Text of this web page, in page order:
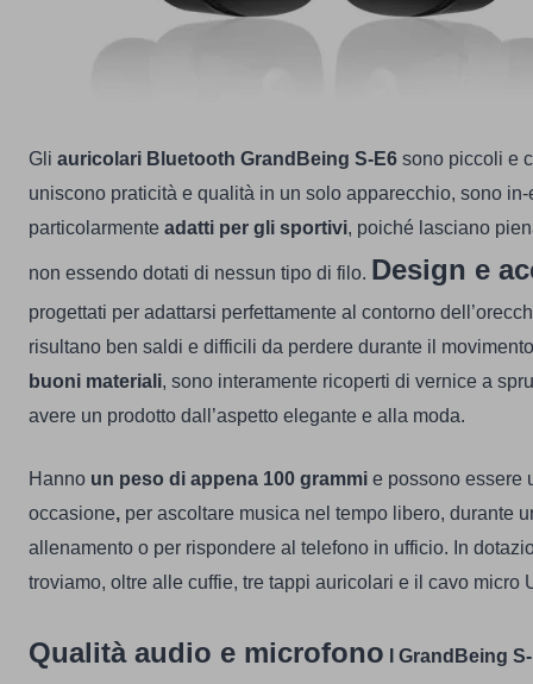
Gli auricolari Bluetooth GrandBeing S-E6 sono piccoli e
uniscono praticità e qualità in un solo apparecchio, sono in-
particolarmente adatti per gli sportivi, poiché lasciano
non essendo dotati di nessun tipo di filo. Design e
progettati per adattarsi perfettamente al contorno
risultano ben saldi e difficili da perdere durante il
buoni materiali, sono interamente ricoperti di vernice a
avere un prodotto dall’aspetto elegante e alla moda.
Hanno un peso di appena 100 grammi e possono essere
occasione, per ascoltare musica nel tempo libero, durante
allenamento o per rispondere al telefono in ufficio. In
troviamo, oltre alle cuffie, tre tappi auricolari e il cavo micro
Qualità audio e microfono
I GrandBeing